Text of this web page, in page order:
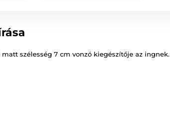
szélesség 7 cm vonzó kiegészítője az ingnek.